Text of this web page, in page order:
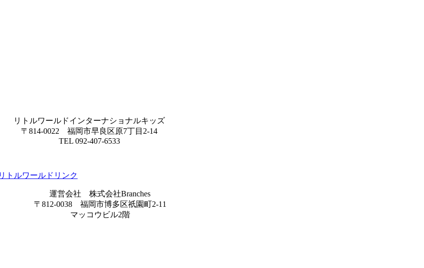
リトルワールドインターナショナルキッズ
〒814-0022 福岡市早良区原7丁目2-14
TEL 092-407-6533
運営会社 株式会社Branches
〒812-0038 福岡市博多区祇園町2-11
マッコウビル2階